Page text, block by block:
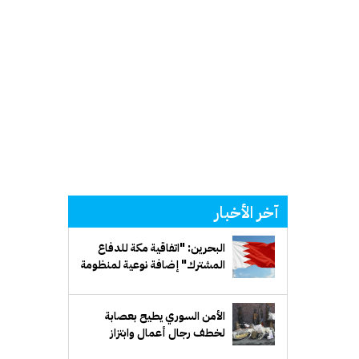
آخر الأخبار
البحرين: "اتفاقية مكة للدفاع
المشترك" إضافة نوعية لمنظومة
الأمن السوري يطيح بعصابة
لخطف رجال أعمال وابتزاز